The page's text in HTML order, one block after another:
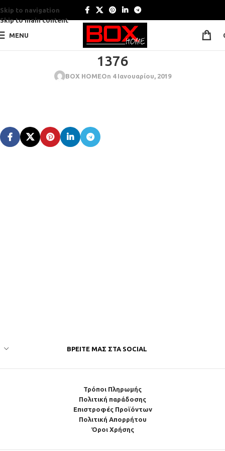
Skip to navigation
Skip to main content
MENU
1376
BOX HOMEOn 4 Ιανουαρίου, 2019
ΒΡΕΊΤΕ ΜΑΣ ΣΤΑ SOCIAL
Τρόποι Πληρωμής
Πολιτική παράδοσης
Επιστροφές Προϊόντων
Πολιτική Απορρήτου
Όροι Χρήσης